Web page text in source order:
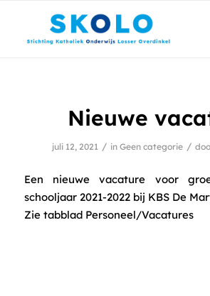
Nieuwe
juli 12, 2021 / inGeen categorie /
Een nieuwe vacature voor
schooljaar 2021-2022 bij KBS De
Zie tabblad Personeel/Vacatures